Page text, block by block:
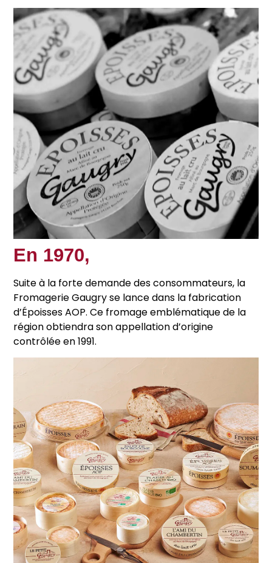
En 1970,
Suite à la forte demande des consommateurs, la
Fromagerie Gaugry se lance dans la fabrication
d’Époisses AOP. Ce fromage emblématique de la
région obtiendra son appellation d’origine
contrôlée en 1991.